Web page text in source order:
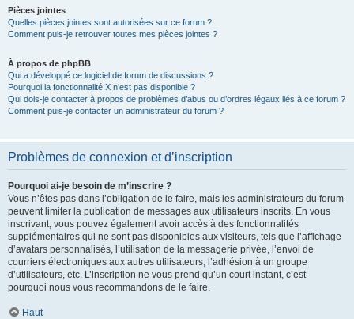
Pièces jointes
Quelles pièces jointes sont autorisées sur ce forum ?
Comment puis-je retrouver toutes mes pièces jointes ?
À propos de phpBB
Qui a développé ce logiciel de forum de discussions ?
Pourquoi la fonctionnalité X n’est pas disponible ?
Qui dois-je contacter à propos de problèmes d’abus ou d’ordres légaux liés à ce forum ?
Comment puis-je contacter un administrateur du forum ?
Problèmes de connexion et d’inscription
Pourquoi ai-je besoin de m’inscrire ?
Vous n’êtes pas dans l’obligation de le faire, mais les administrateurs du forum
peuvent limiter la publication de messages aux utilisateurs inscrits. En vous
inscrivant, vous pouvez également avoir accès à des fonctionnalités
supplémentaires qui ne sont pas disponibles aux visiteurs, tels que l’affichage
d’avatars personnalisés, l’utilisation de la messagerie privée, l’envoi de
courriers électroniques aux autres utilisateurs, l’adhésion à un groupe
d’utilisateurs, etc. L’inscription ne vous prend qu’un court instant, c’est
pourquoi nous vous recommandons de le faire.
Haut